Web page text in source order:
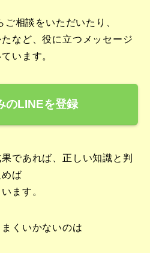
相談をいただいたり、
など、役に立つメッセージ
います。
のLINEを登録
であれば、正しい知識と判
ば
ます。
くいかないのは